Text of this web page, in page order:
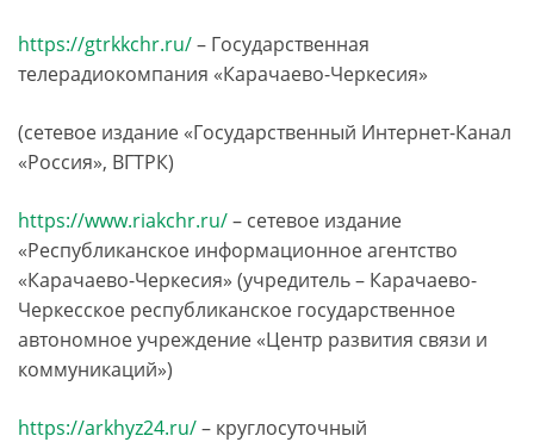
https://gtrkkchr.ru/– Государственная
телерадиокомпания «Карачаево-Черкесия»
(сетевое издание «Государственный Интернет-Канал
«Россия», ВГТРК)
https://www.riakchr.ru/– сетевое издание
«Республиканское информационное агентство
«Карачаево-Черкесия» (учредитель –­ Карачаево-
Черкесское республиканское государственное
автономное учреждение «Центр развития связи и
коммуникаций»)
https://arkhyz24.ru/–­ круглосуточный